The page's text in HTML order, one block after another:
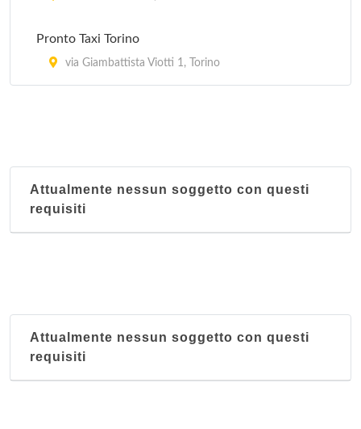
Pronto Taxi Torino
via Giambattista Viotti 1, Torino
Attualmente nessun soggetto con questi
requisiti
Attualmente nessun soggetto con questi
requisiti